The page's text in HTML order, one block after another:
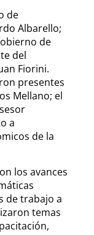
de
Albarello;
de
del
Fiorini.
presentes
Mellano; el
a
de la
los avances
de trabajo a
temas